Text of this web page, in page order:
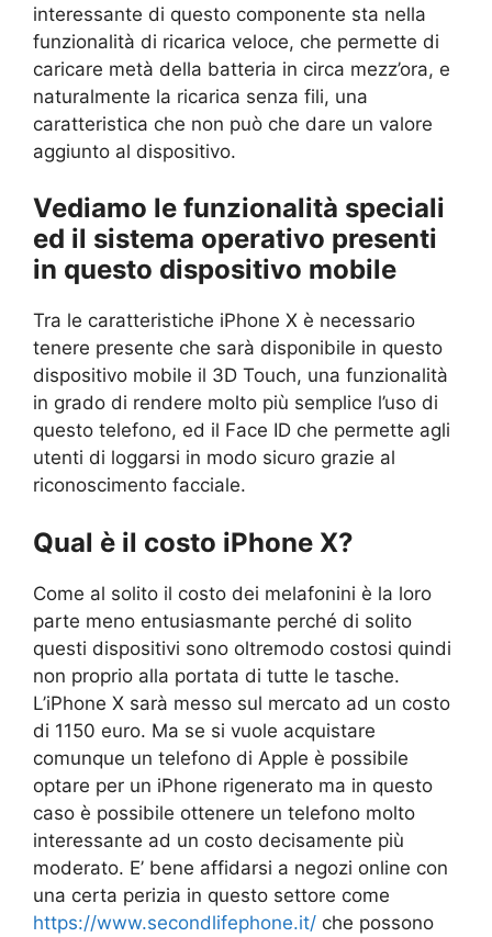
interessante di questo componente sta nella
funzionalità di ricarica veloce, che permette di
caricare metà della batteria in circa mezz’ora, e
naturalmente la ricarica senza fili, una
caratteristica che non può che dare un valore
aggiunto al dispositivo.
Vediamo le funzionalità speciali
ed il sistema operativo presenti
in questo dispositivo mobile
Tra le caratteristiche iPhone X è necessario
tenere presente che sarà disponibile in questo
dispositivo mobile il 3D Touch, una funzionalità
in grado di rendere molto più semplice l’uso di
questo telefono, ed il Face ID che permette agli
utenti di loggarsi in modo sicuro grazie al
riconoscimento facciale.
Qual è il costo iPhone X?
Come al solito il costo dei melafonini è la loro
parte meno entusiasmante perché di solito
questi dispositivi sono oltremodo costosi quindi
non proprio alla portata di tutte le tasche.
L’iPhone X sarà messo sul mercato ad un costo
di 1150 euro. Ma se si vuole acquistare
comunque un telefono di Apple è possibile
optare per un iPhone rigenerato ma in questo
caso è possibile ottenere un telefono molto
interessante ad un costo decisamente più
moderato. E’ bene affidarsi a negozi online con
una certa perizia in questo settore come
https://www.secondlifephone.it/ che possono